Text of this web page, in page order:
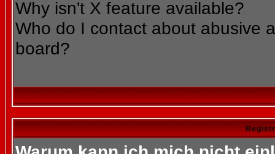
Why isn't X feature available?
Who do I contact about abusive
board?